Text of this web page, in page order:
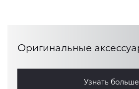
Оригинальные
Узнать больше